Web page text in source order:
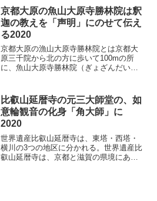
ら、事前予約が必要な苔寺（こけでら）
の予約が取り易い...
京都大原の魚山大原寺勝林院は釈
迦の教えを「声明」にのせて伝え
る2020
京都大原の漁山大原寺勝林院とは京都大
原三千院から北の方に歩いて100mの所
に、魚山大原寺勝林院（ぎょざんだいげ
林院（しょうりんいん）、来迎院及び小
寺を統合した総称名で...
比叡山延暦寺の元三大師堂の、如
意輪観音の化身「角大師」に
2020
世界遺産比叡山延暦寺は、東塔・西塔・
横川の3つの地区に分かれる。世界遺産比
叡山延暦寺は、京都と滋賀の県境にある